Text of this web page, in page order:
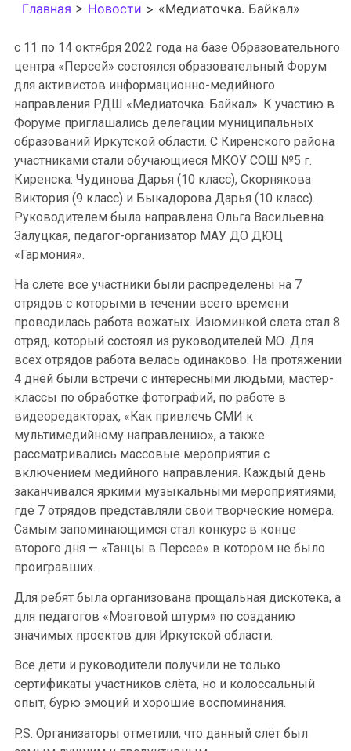
Главная > Новости > «Медиаточка. Байкал»
с 11 по 14 октября 2022 года на базе Образовательного
центра «Персей» состоялся образовательный Форум
для активистов информационно-медийного
направления РДШ «Медиаточка. Байкал». К участию в
Форуме приглашались делегации муниципальных
образований Иркутской области. С Киренского района
участниками стали обучающиеся МКОУ СОШ №5 г.
Киренска: Чудинова Дарья (10 класс), Скорнякова
Виктория (9 класс) и Быкадорова Дарья (10 класс).
Руководителем была направлена Ольга Васильевна
Залуцкая, педагог-организатор МАУ ДО ДЮЦ
«Гармония».
На слете все участники были распределены на 7
отрядов с которыми в течении всего времени
проводилась работа вожатых. Изюминкой слета стал 8
отряд, который состоял из руководителей МО. Для
всех отрядов работа велась одинаково. На протяжении
4 дней были встречи с интересными людьми, мастер-
классы по обработке фотографий, по работе в
видеоредакторах, «Как привлечь СМИ к
мультимедийному направлению», а также
рассматривались массовые мероприятия с
включением медийного направления. Каждый день
заканчивался яркими музыкальными мероприятиями,
где 7 отрядов представляли свои творческие номера.
Самым запоминающимся стал конкурс в конце
второго дня — «Танцы в Персее» в котором не было
проигравших.
Для ребят была организована прощальная дискотека, а
для педагогов «Мозговой штурм» по созданию
значимых проектов для Иркутской области.
Все дети и руководители получили не только
сертификаты участников слёта, но и колоссальный
опыт, бурю эмоций и хорошие воспоминания.
P.S. Организаторы отметили, что данный слёт был